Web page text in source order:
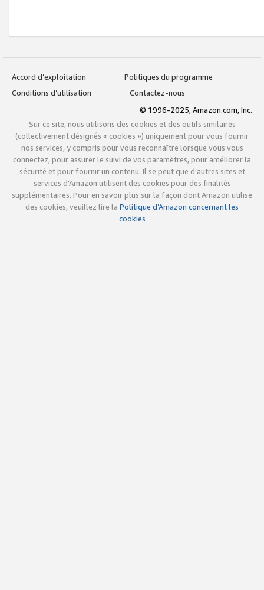
Accord d’exploitation
Politiques du programme
Conditions d’utilisation
Contactez-nous
© 1996-2025, Amazon.com, Inc.
Sur ce site, nous utilisons des cookies et des outils similaires
(collectivement désignés « cookies ») uniquement pour vous fournir
nos services, y compris pour vous reconnaître lorsque vous vous
connectez, pour assurer le suivi de vos paramètres, pour améliorer la
sécurité et pour fournir un contenu. Il se peut que d’autres sites et
services d’Amazon utilisent des cookies pour des finalités
supplémentaires. Pour en savoir plus sur la façon dont Amazon utilise
des cookies, veuillez lire la Politique d’Amazon concernant les
cookies